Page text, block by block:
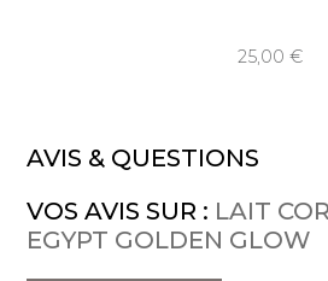
25,00
AVIS & QUESTIONS
VOS AVIS SUR : LAIT
EGYPT GOLDEN GLOW